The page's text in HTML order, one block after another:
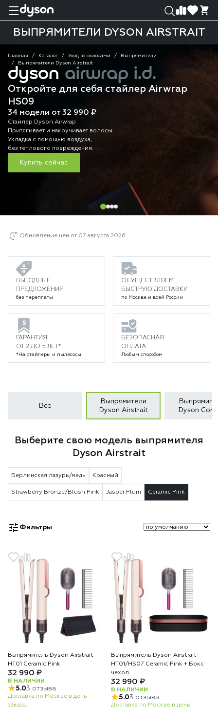
ВЫПРЯМИТЕЛИ DYSON AIRSTRAIT
Главная Каталог Уход за волосами
Выпрямители
Выпрямители Dyson Airstrait
dyson airwrap i.d.
Откройте для себя стайлер Airwrap
HS09
34 модели от 32 990 ₽
Стайлер Dyson Airwrap
Притягивает и накручивает волосы.
Укладка с помощью воздуха,
без теплового повреждения.
Купить сейчас
Обновление цен от 07 августа 2026
ВЫГОДНЫЕ
ПРЕДЛОЖЕНИЯ
без переплаты
ОСУЩЕСТВЛЯЕМ
БЫСТРУЮ ДОСТАВКУ
по Москве и всей России
ГАРАНТИЯ
ОТ 2 ДО 5 ЛЕТ*
*На стайлеры и пылесосы
БЕЗОПАСНАЯ
ОПЛАТА
Любым способом
Все
Выпрямители
Dyson Airstrait
Dyson
Выберите свою модель выпрямителя
Dyson Airstrait
Берлинская лазурь/медь Красный
Strawberry Bronze/Blush Pink Jasper Plum Ceramic Pink
Фильтры
Выпрямитель Dyson Airstrait
HT01 Ceramic Pink
32 990 ₽
В НАЛИЧИИ
5.03 отзыва
Доставка по Москве в день
заказа.
Выпрямитель Dyson Airstrait
HT01/HS07 Ceramic Pink + Бокс
чехол
32 990 ₽
В НАЛИЧИИ
5.03 отзыва
Доставка по Москве в день